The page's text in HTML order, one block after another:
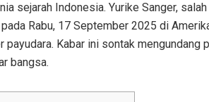
sejarah Indonesia. Yurike Sanger,
Rabu, 17 September 2025 di
payudara. Kabar ini sontak
bangsa.